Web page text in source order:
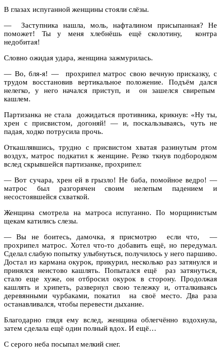
В глазах испуганной женщины стояли слёзы.
— Заступника нашла, моль, нафталином присыпанная? Не
поможет! Ты у меня хлебнёшь ещё сколотину, контра
недобитая!
Словно ожидая удара, женщина зажмурилась.
— Во, бля-я! — прохрипел матрос свою вечную присказку, с
трудом восстановив вертикальное положение. Подъём дался
нелегко, у него начался приступ, и он зашелся свирепым
кашлем.
Партизанка не стала дожидаться противника, крикнув: «Ну ты,
хрен с присвистом, догоняй! — и, поскальзываясь, чуть не
падая, ходко потрусила прочь.
Откашлявшись, трудно с присвистом хватая разинутым ртом
воздух, матрос подкатил к женщине. Резко ткнув подбородком
вслед скрывшейся партизанке, прохрипел:
— Вот сучара, хрен ей в грызло! Не баба, помойное ведро! —
матрос был разгорячен своим нелепым падением и
несостоявшейся схваткой.
Женщина смотрела на матроса испуганно. По морщинистым
щекам катились слезы.
— Вы не боитесь, дамочка, я присмотрю если что, —
прохрипел матрос. Хотел что-то добавить ещё, но передумал.
Сделал слабую попытку улыбнуться, получилось у него паршиво.
Достал из кармана окурок, прикурил, несколько раз затянулся и
принялся неистово кашлять. Попытался ещё раз затянуться,
стало еще хуже, он отбросил окурок в сторону. Продолжая
кашлять и хрипеть, развернул свою тележку и, отталкиваясь
деревянными чурбаками, покатил на своё место. Два раза
останавливался, чтобы перевести дыхание.
Благодарно глядя ему вслед, женщина облегчённо вздохнула,
затем сделала ещё один полный вдох. И ещё…
С серого неба посыпал мелкий снег.